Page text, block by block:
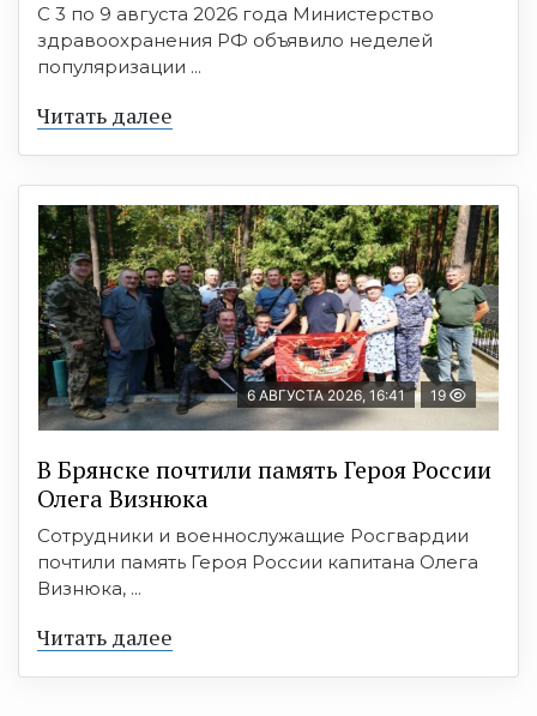
С 3 по 9 августа 2026 года Министерство
здравоохранения РФ объявило неделей
популяризации ...
Читать далее
6 АВГУСТА 2026, 16:41 19
В Брянске почтили память Героя России
Олега Визнюка
Сотрудники и военнослужащие Росгвардии
почтили память Героя России капитана Олега
Визнюка, ...
Читать далее